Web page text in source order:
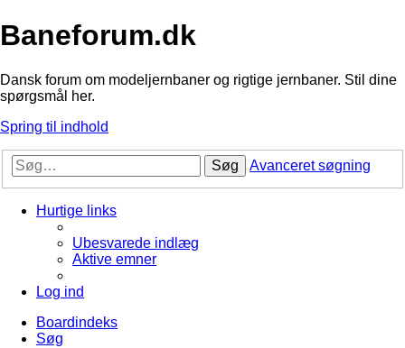
Baneforum.dk
Dansk forum om modeljernbaner og rigtige jernbaner. Stil dine
spørgsmål her.
Spring til indhold
Søg Avanceret søgning
Hurtige links
Ubesvarede indlæg
Aktive emner
Log ind
Boardindeks
Søg